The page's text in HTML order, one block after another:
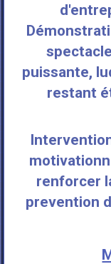
puissante,
restant
renforcer
prevention